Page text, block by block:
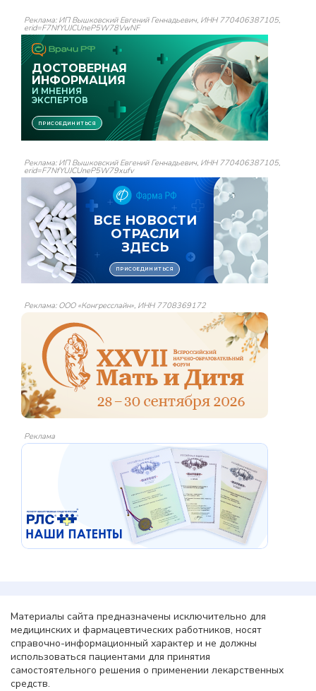
Реклама: ИП Вышковский Евгений Геннадьевич, ИНН 770406387105,
erid=F7NfYUJCUneP5W78VwNF
Реклама: ИП Вышковский Евгений Геннадьевич, ИНН 770406387105,
erid=F7NfYUJCUneP5W79xufv
Реклама: ООО «Конгресслайн», ИНН 7708369172
Реклама
Материалы сайта предназначены исключительно для
медицинских и фармацевтических работников, носят
справочно-информационный характер и не должны
использоваться пациентами для принятия
самостоятельного решения о применении лекарственных
средств.